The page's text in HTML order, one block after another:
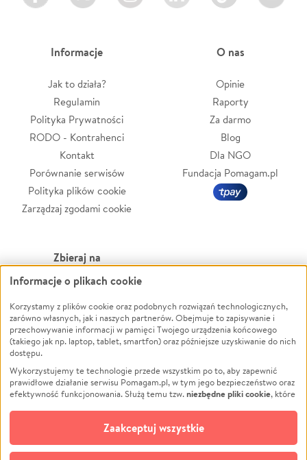
Informacje
Jak to działa?
Regulamin
Polityka Prywatności
RODO - Kontrahenci
Kontakt
Porównanie serwisów
Polityka plików cookie
Zarządzaj zgodami cookie
O nas
Opinie
Raporty
Za darmo
Blog
Dla NGO
Fundacja Pomagam.pl
Zbieraj na
Leczenie
Zwierzęta
Pożar
Ukraina
Pomoc Finansowa
Projekty
Pogrzeb
Społeczność lokalna
Kultura
Powódź
Wichura
NGO
Edukacja
Podróż
Impreza
Ochrona środowiska
Biznes
Informacje o plikach cookie
Korzystamy z plików cookie oraz podobnych rozwiązań technologicznych,
zarówno własnych, jak i naszych partnerów. Obejmuje to zapisywanie i
przechowywanie informacji w pamięci Twojego urządzenia końcowego
(takiego jak np. laptop, tablet, smartfon) oraz późniejsze uzyskiwanie do nich
dostępu.
Wykorzystujemy te technologie przede wszystkim po to, aby zapewnić
prawidłowe działanie serwisu Pomagam.pl, w tym jego bezpieczeństwo oraz
efektywność funkcjonowania. Służą temu tzw.niezbędne pliki cookie, które
opcjonalnych plików cookie
technologii do celów analitycznych i retargetingowych. Możesz wyrazić
zgodę na ich stosowanie lub jej odmówić. W dowolnym momencie masz
Zaakceptuj wszystkie